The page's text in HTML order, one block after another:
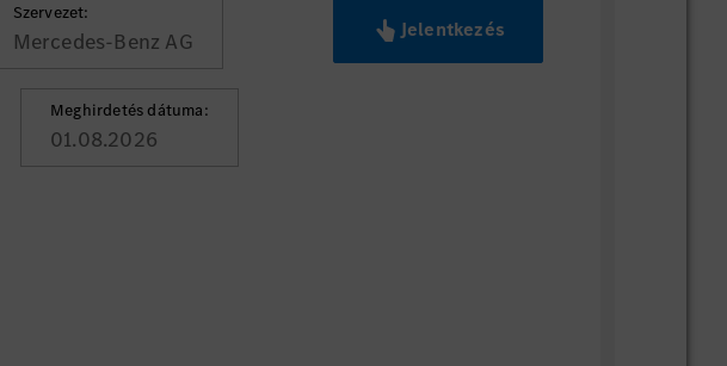
Szervezet:
Mercedes-Benz AG
Meghirdetés dátuma:
01.08.2026
Jelentkezés